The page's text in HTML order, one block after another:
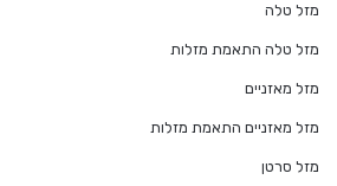
מזל טלה
מזל טלה התאמת מזלות
מזל מאזניים
מזל מאזניים התאמת מזלות
מזל סרטן